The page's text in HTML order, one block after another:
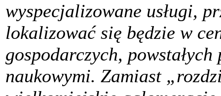
wyspecjalizowane usługi,
lokalizować się będzie w
gospodarczych,
naukowymi. Zamiast